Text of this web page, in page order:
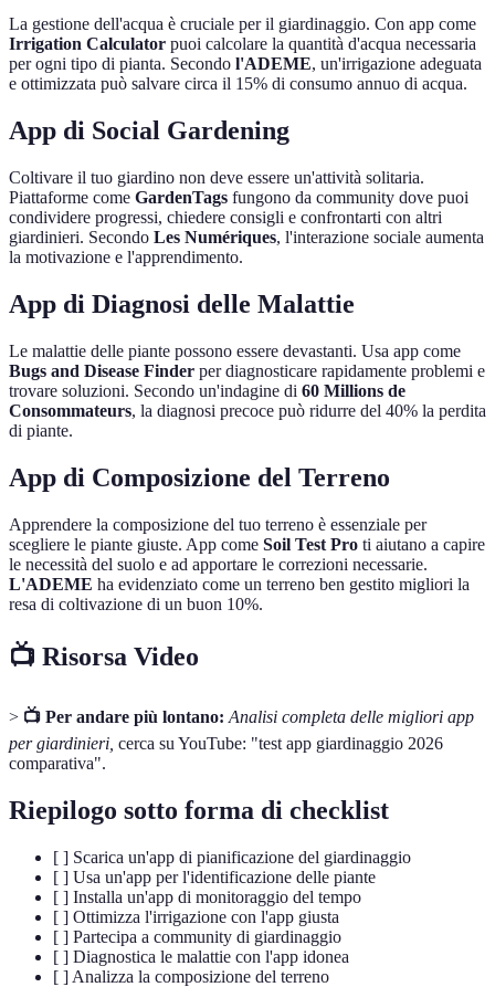
La gestione dell'acqua è cruciale per il giardinaggio. Con app come
Irrigation Calculator puoi calcolare la quantità d'acqua necessaria
per ogni tipo di pianta. Secondo l'ADEME, un'irrigazione adeguata
e ottimizzata può salvare circa il 15% di consumo annuo di acqua.
App di Social Gardening
Coltivare il tuo giardino non deve essere un'attività solitaria.
Piattaforme come GardenTags fungono da community dove puoi
condividere progressi, chiedere consigli e confrontarti con altri
giardinieri. Secondo Les Numériques, l'interazione sociale aumenta
la motivazione e l'apprendimento.
App di Diagnosi delle Malattie
Le malattie delle piante possono essere devastanti. Usa app come
Bugs and Disease Finder per diagnosticare rapidamente problemi e
trovare soluzioni. Secondo un'indagine di 60 Millions de
Consommateurs, la diagnosi precoce può ridurre del 40% la perdita
di piante.
App di Composizione del Terreno
Apprendere la composizione del tuo terreno è essenziale per
scegliere le piante giuste. App come Soil Test Pro ti aiutano a capire
le necessità del suolo e ad apportare le correzioni necessarie.
L'ADEME ha evidenziato come un terreno ben gestito migliori la
resa di coltivazione di un buon 10%.
📺 Risorsa Video
> 📺 Per andare più lontano: Analisi completa delle migliori app
per giardinieri, cerca su YouTube: "test app giardinaggio 2026
comparativa".
Riepilogo sotto forma di checklist
[ ] Scarica un'app di pianificazione del giardinaggio
[ ] Usa un'app per l'identificazione delle piante
[ ] Installa un'app di monitoraggio del tempo
[ ] Ottimizza l'irrigazione con l'app giusta
[ ] Partecipa a community di giardinaggio
[ ] Diagnostica le malattie con l'app idonea
[ ] Analizza la composizione del terreno